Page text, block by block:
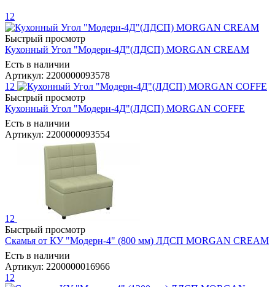
12
Быстрый просмотр
Кухонный Угол "Модерн-4Д"(ЛДСП) MORGAN CREAM
Есть в наличии
Артикул: 2200000093578
12
Быстрый просмотр
Кухонный Угол "Модерн-4Д"(ЛДСП) MORGAN COFFE
Есть в наличии
Артикул: 2200000093554
12
Быстрый просмотр
Скамья от КУ "Модерн-4" (800 мм) ЛДСП MORGAN CREAM
Есть в наличии
Артикул: 2200000016966
12